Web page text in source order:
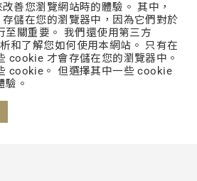
善您瀏覽網站時的體驗。 其中，
儲在您的瀏覽器中，因為它們對於
至關重要。 我們還使用第三方
和了解您如何使用本網站。 只有在
cookie 才會存儲在您的瀏覽器中。
cookie。 但選擇其中一些 cookie
驗。